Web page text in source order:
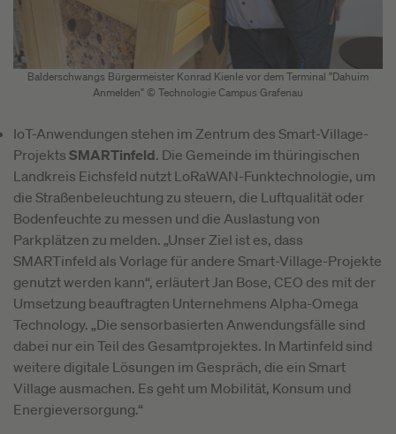
Balderschwangs Bürgermeister Konrad Kienle vor dem Terminal "Dahuim
Anmelden" © Technologie Campus Grafenau
IoT-Anwendungen stehen im Zentrum des Smart-Village-
Projekts SMARTinfeld. Die Gemeinde im thüringischen
Landkreis Eichsfeld nutzt LoRaWAN-Funktechnologie, um
die Straßenbeleuchtung zu steuern, die Luftqualität oder
Bodenfeuchte zu messen und die Auslastung von
Parkplätzen zu melden. „Unser Ziel ist es, dass
SMARTinfeld als Vorlage für andere Smart-Village-Projekte
genutzt werden kann“, erläutert Jan Bose, CEO des mit der
Umsetzung beauftragten Unternehmens Alpha-Omega
Technology. „Die sensorbasierten Anwendungsfälle sind
dabei nur ein Teil des Gesamtprojektes. In Martinfeld sind
weitere digitale Lösungen im Gespräch, die ein Smart
Village ausmachen. Es geht um Mobilität, Konsum und
Energieversorgung.“